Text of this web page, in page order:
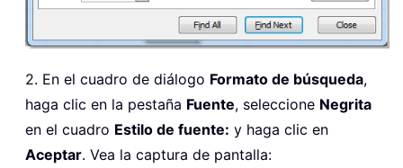
2. En el cuadro de diálogo Formato de búsqueda,
haga clic en la pestaña Fuente, seleccione Negrita
en el cuadro Estilo de fuente: y haga clic en
Aceptar. Vea la captura de pantalla: